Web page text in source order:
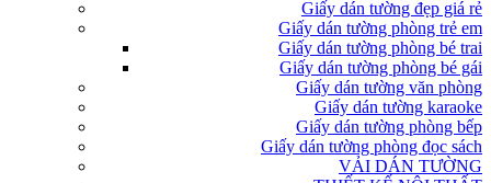
Giấy dán tường đẹp giá rẻ
Giấy dán tường phòng trẻ em
Giấy dán tường phòng bé trai
Giấy dán tường phòng bé gái
Giấy dán tường văn phòng
Giấy dán tường karaoke
Giấy dán tường phòng bếp
Giấy dán tường phòng đọc sách
VẢI DÁN TƯỜNG